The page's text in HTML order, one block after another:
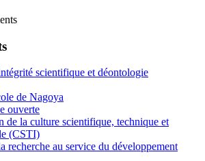
scientifique et déontologie
de Nagoya
ouverte
de la culture scientifique, technique et
(CSTI)
recherche au service du développement